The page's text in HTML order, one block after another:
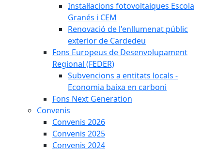
Instal·lacions fotovoltaiques Escola
Granés i CEM
Renovació de l'enllumenat públic
exterior de Cardedeu
Fons Europeus de Desenvolupament
Regional (FEDER)
Subvencions a entitats locals -
Economia baixa en carboni
Fons Next Generation
Convenis
Convenis 2026
Convenis 2025
Convenis 2024